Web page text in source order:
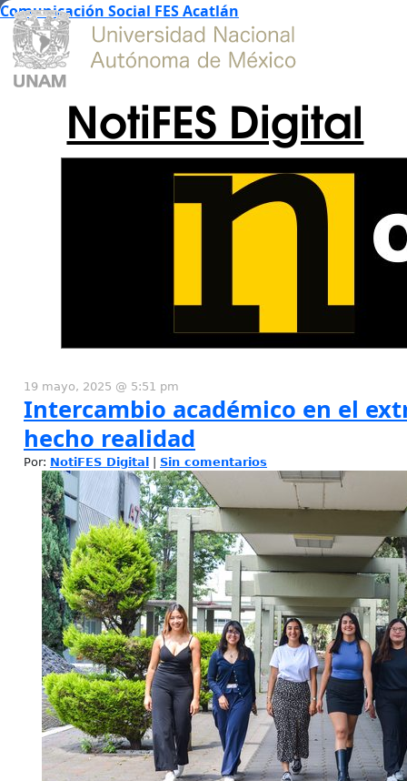
Comunicación Social FES Acatlán
NotiFES Digital
19 mayo, 2025 @ 5:51 pm
Intercambio académico en el
hecho realidad
Por: NotiFES Digital Sin comentarios